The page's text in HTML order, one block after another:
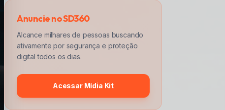
Anuncie no SD360
Alcance milhares de pessoas buscando
ativamente por segurança e proteção
digital todos os dias.
Acessar Mídia Kit